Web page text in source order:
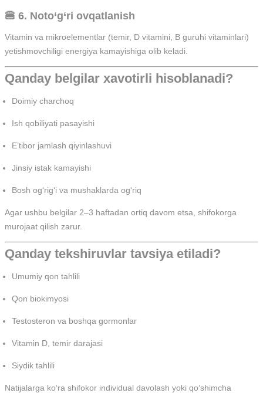
🍔 6. Noto‘g‘ri ovqatlanish
Vitamin va mikroelementlar (temir, D vitamini, B guruhi vitaminlari)
yetishmovchiligi energiya kamayishiga olib keladi.
Qanday belgilar xavotirli hisoblanadi?
Doimiy charchoq
Ish qobiliyati pasayishi
E’tibor jamlash qiyinlashuvi
Jinsiy istak kamayishi
Bosh og‘rig‘i va mushaklarda og‘riq
Agar ushbu belgilar 2–3 haftadan ortiq davom etsa, shifokorga
murojaat qilish zarur.
Qanday tekshiruvlar tavsiya etiladi?
Umumiy qon tahlili
Qon biokimyosi
Testosteron va boshqa gormonlar
Vitamin D, temir darajasi
Siydik tahlili
Natijalarga ko‘ra shifokor individual davolash yoki qo‘shimcha